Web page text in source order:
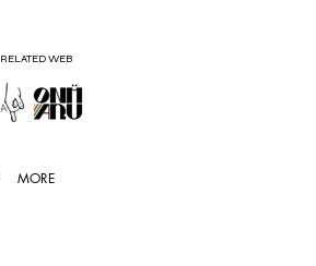
RELATED WEB
MORE